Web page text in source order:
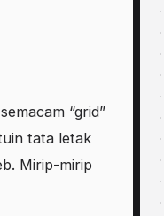
“grid”
tata letak
Mirip-mirip